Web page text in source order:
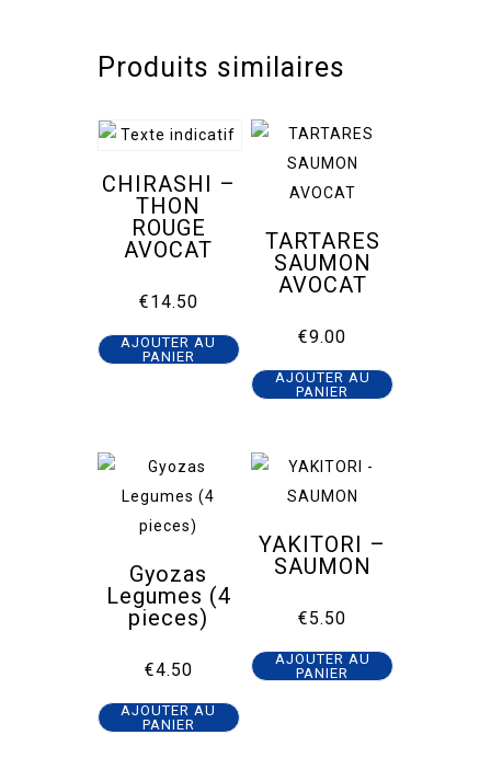
Produits similaires
CHIRASHI –
THON
ROUGE
AVOCAT
€14.50
AJOUTER AU
PANIER
TARTARES
SAUMON
AVOCAT
€9.00
AJOUTER AU
PANIER
Gyozas
Legumes (4
pieces)
€4.50
AJOUTER AU
PANIER
YAKITORI –
SAUMON
€5.50
AJOUTER AU
PANIER